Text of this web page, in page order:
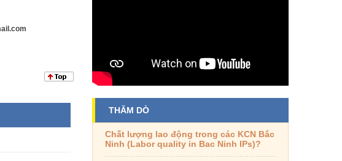
THĂM DÒ
Chất lượng lao động trong các KCN Bắc
Ninh (Labor quality in Bac Ninh IPs)?